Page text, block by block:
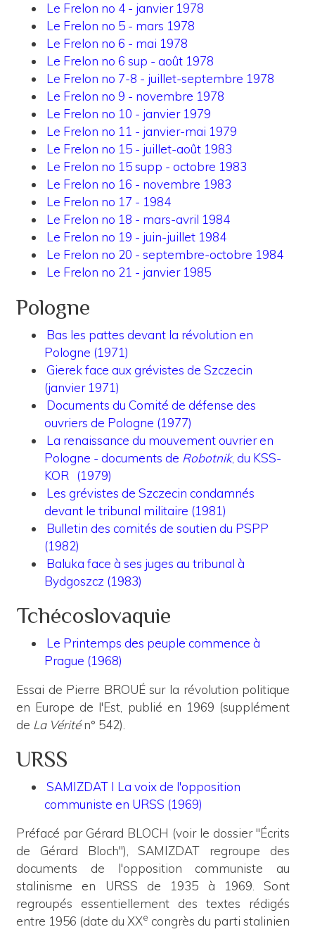
Le Frelon no 4 - janvier 1978
Le Frelon no 5 - mars 1978
Le Frelon no 6 - mai 1978
Le Frelon no 6 sup - août 1978
Le Frelon no 7-8 - juillet-septembre 1978
Le Frelon no 9 - novembre 1978
Le Frelon no 10 - janvier 1979
Le Frelon no 11 - janvier-mai 1979
Le Frelon no 15 - juillet-août 1983
Le Frelon no 15 supp - octobre 1983
Le Frelon no 16 - novembre 1983
Le Frelon no 17 - 1984
Le Frelon no 18 - mars-avril 1984
Le Frelon no 19 - juin-juillet 1984
Le Frelon no 20 - septembre-octobre 1984
Le Frelon no 21 - janvier 1985
Pologne
Bas les pattes devant la révolution en
Pologne (1971)
Gierek face aux grévistes de Szczecin
(janvier 1971)
Documents du Comité de défense des
ouvriers de Pologne (1977)
La renaissance du mouvement ouvrier en
Pologne - documents de Robotnik, du KSS-
KOR (1979)
Les grévistes de Szczecin condamnés
devant le tribunal militaire (1981)
Bulletin des comités de soutien du PSPP
(1982)
Baluka face à ses juges au tribunal à
Bydgoszcz (1983)
Tchécoslovaquie
Le Printemps des peuple commence à
Prague (1968)
Essai de Pierre BROUÉ sur la révolution politique
en Europe de l'Est, publié en 1969 (supplément
de La Véritén° 542).
URSS
SAMIZDAT I La voix de l'opposition
communiste en URSS (1969)
Préfacé par Gérard BLOCH (voir le dossier "Écrits
de Gérard Bloch"), SAMIZDAT regroupe des
documents de l'opposition communiste au
stalinisme en URSS de 1935 à 1969. Sont
regroupés essentiellement des textes rédigés
entre 1956 (date du XXe congrès du parti stalinien